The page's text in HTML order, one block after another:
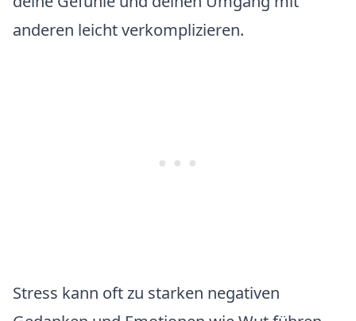
anderen leicht verkomplizieren.
Stress kann oft zu starken negativen